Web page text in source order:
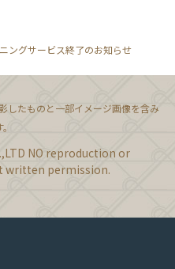
ングサービス終了のお知らせ
したものと一部イメージ画像を含み
NO reproduction or
written permission.